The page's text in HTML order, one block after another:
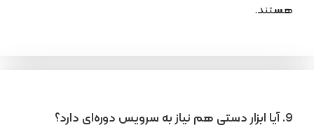
هستند.
9. آیا ابزار دستی هم نیاز به سرویس دوره‌ای دارد؟